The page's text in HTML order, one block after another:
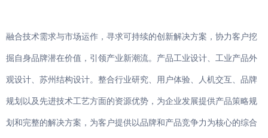
融合技术需求与市场运作，寻求可持续的创新解决方案，协力客户挖
掘自身品牌潜在价值，引领产业新潮流。产品工业设计、工业产品外
观设计、苏州结构设计。整合行业研究、用户体验、人机交互、品牌
规划以及先进技术工艺方面的资源优势，为企业发展提供产品策略规
划和完整的解决方案，为客户提供以品牌和产品竞争力为核心的综合